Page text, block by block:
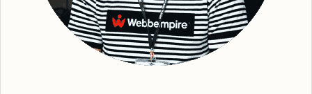
SEO-tjänsten, oavsett vilka lösningar du
behöver. Webbempire optimerar er digitala
marknadsföring så att din verksamhet står
som ledande i SE-resultaten. Som en